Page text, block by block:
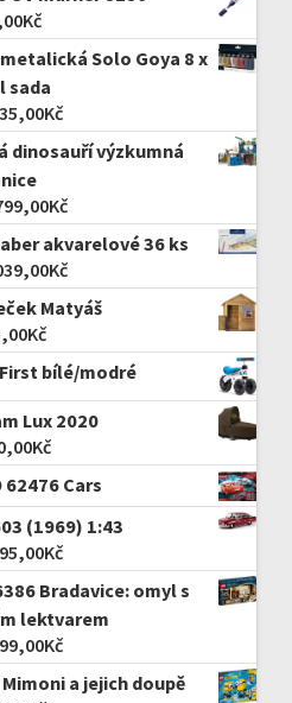
Kč
Solo Goya 8 x
sada
Kč
dinosauří výzkumná
Kč
akvarelové 36 ks
Kč
Matyáš
Kč
First bílé/modré
Lux 2020
Kč
62476 Cars
(1969) 1:43
Kč
Bradavice: omyl s
lektvarem
Kč
a jejich doupě